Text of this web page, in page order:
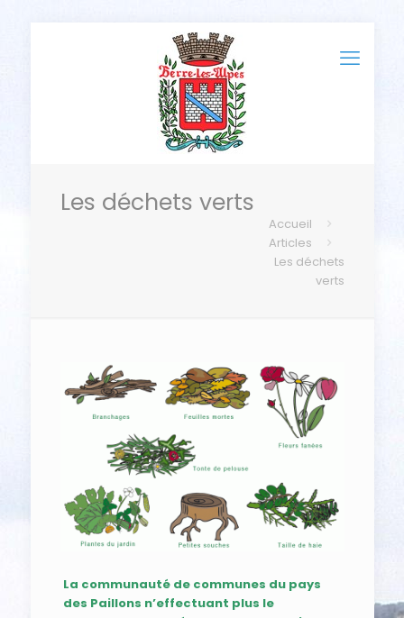
Les déchets verts
Accueil
Articles
Les déchets
verts
La communauté de communes du pays
des Paillons n’effectuant plus le